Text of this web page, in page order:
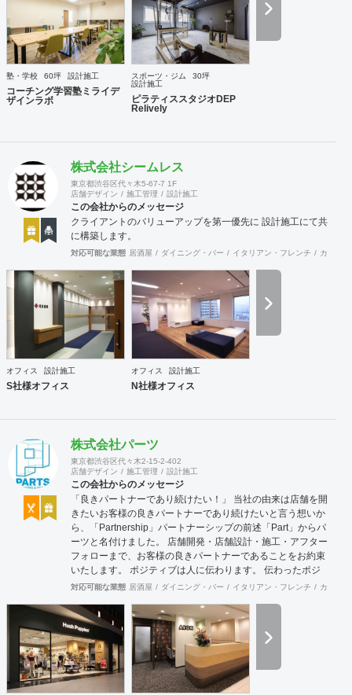
塾・学校 60坪 設計施工
コーチング学習塾ミライデ
ザインラボ
スポーツ・ジム
30坪
設計施工
ピラティススタジオDEP
Relively
株式会社シームレス
東京都渋谷区代々木5-67-7 1F
店舗デザイン
施工管理 設計施工
この会社からのメッセージ
クライアントのバリューアップを第一優先に 設計施工にて共
に構築します。
対応可能な業態 居酒屋 ダイニング・バー イタリアン・フレンチ カフェ
オフィス 設計施工
S社様オフィス
オフィス 設計施工
N社様オフィス
株式会社パーツ
東京都渋谷区代々木2-15-2-402
店舗デザイン
施工管理 設計施工
この会社からのメッセージ
「良きパートナーであり続けたい！」 当社の由来は店舗を開
きたいお客様の良きパートナーであり続けたいと言う想いか
ら、「Partnership」パートナーシップの前述「Part」からパ
ーツと名付けました。 店舗開発・店舗設計・施工・アフター
フォローまで、お客様の良きパートナーであることをお約束
いたします。 ポジティブは人に伝わります。 伝わったポジ
ティブが幸せを呼び込み、呼び込んだ幸せが、さらに大きな
社ならではの実績をご確認下さい。 <a
href="https://www.partsinc.co.jp/">https://www.partsinc.co.jp/</a>
対応可能な業態 居酒屋 ダイニング・バー イタリアン・フレンチ カフェ